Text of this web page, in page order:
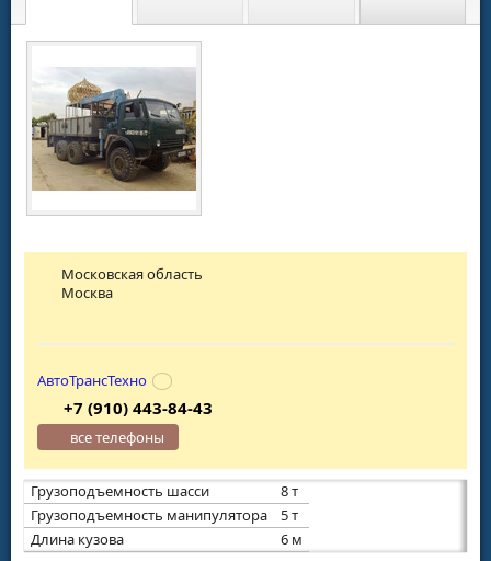
Грузоподъемность шасси
8 т
Грузоподъемность манипулятора
5 т
Длина кузова
6 м
Московская область
Москва
АвтоТрансТехно
+7 (910) 443-84-43
все телефоны